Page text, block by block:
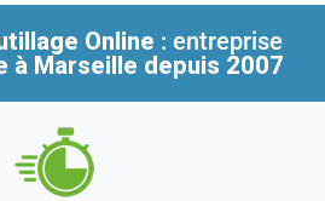
Online : entreprise
à Marseille depuis 2007